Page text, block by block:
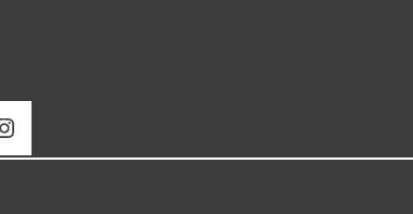
Instagram